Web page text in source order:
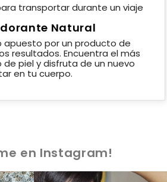
transportar durante un viaje
Natural
apuesto por un producto de
resultados. Encuentra el más
piel y disfruta de un nuevo
en tu cuerpo.
en Instagram!